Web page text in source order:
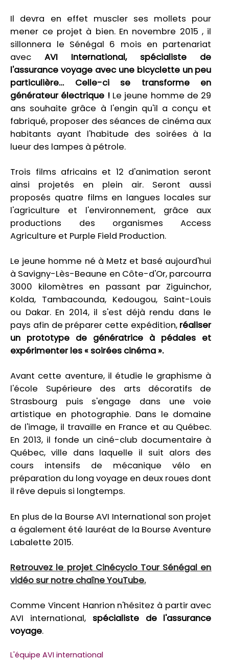
Il devra en effet muscler ses mollets pour
mener ce projet à bien. En novembre 2015 , il
sillonnera le Sénégal 6 mois en partenariat
avecAVI International, spécialiste de
l'assurance voyage avec une bicyclette un peu
particulière… Celle-ci se transforme en
générateur électrique ! Le jeune homme de 29
ans souhaite grâce à l'engin qu'il a conçu et
fabriqué, proposer des séances de cinéma aux
habitants ayant l'habitude des soirées à la
lueur des lampes à pétrole.
Trois films africains et 12 d'animation seront
ainsi projetés en plein air. Seront aussi
proposés quatre films en langues locales sur
l'agriculture et l'environnement, grâce aux
productions des organismes Access
Agriculture et Purple Field Production.
Le jeune homme né à Metz et basé aujourd'hui
à Savigny-Lès-Beaune en Côte-d'Or, parcourra
3000 kilomètres en passant par Ziguinchor,
Kolda, Tambacounda, Kedougou, Saint-Louis
ou Dakar. En 2014, il s'est déjà rendu dans le
pays afin de préparer cette expédition,réaliser
un prototype de génératrice à pédales et
expérimenter les « soirées cinéma ».
Avant cette aventure, il étudie le graphisme à
l'école Supérieure des arts décoratifs de
Strasbourg puis s'engage dans une voie
artistique en photographie. Dans le domaine
de l'image, il travaille en France et au Québec.
En 2013, il fonde un ciné-club documentaire à
Québec, ville dans laquelle il suit alors des
cours intensifs de mécanique vélo en
préparation du long voyage en deux roues dont
il rêve depuis si longtemps.
En plus de la Bourse AVI International son projet
a également été lauréat de la Bourse Aventure
Labalette 2015.
Retrouvez le projet Cinécyclo Tour Sénégal en
vidéo sur notre chaîne YouTube.
Comme Vincent Hanrion n'hésitez à partir avec
AVI international, spécialiste de l'assurance
voyage.
L'équipe AVI international